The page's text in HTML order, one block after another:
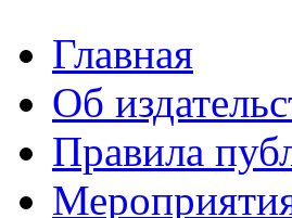
Главная
Об
Правила